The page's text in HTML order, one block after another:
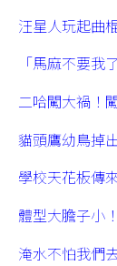
汪星人玩起曲
「馬麻不要
二哈闖大禍！
貓頭鷹幼鳥掉
學校天花板傳
體型大膽子小
淹水不怕我們